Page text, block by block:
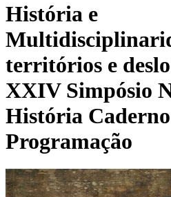
História e
territórios e
XXIV Simpósio
História
Programação